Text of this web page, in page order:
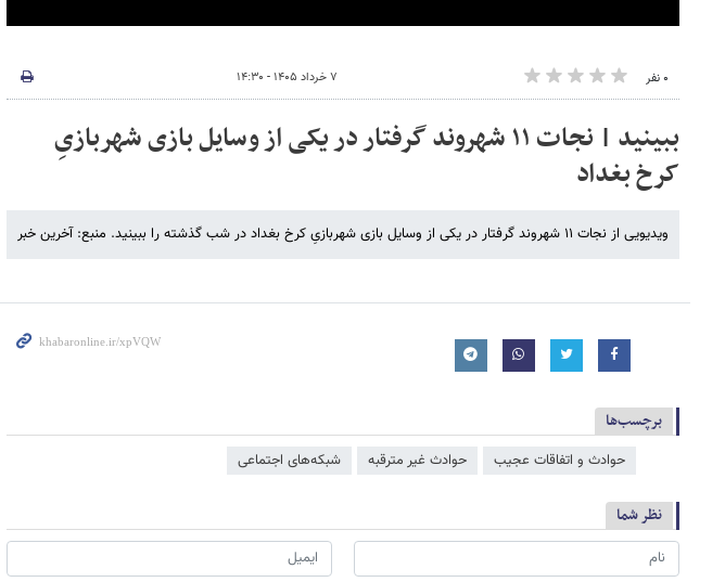
۰ نفر ۷ خرداد ۱۴۰۵ - ۱۴:۳۰
ببینید | نجات ۱۱ شهروند گرفتار در یکی از وسایل بازی شهربازیِ
کرخ بغداد
ویدیویی از نجات ۱۱ شهروند گرفتار در یکی از وسایل بازی شهربازیِ کرخ بغداد در شب گذشته را ببینید. منبع: آخرین خبر
برچسب‌ها
حوادث و اتفاقات عجیب حوادث غیر مترقبه شبکه‌‌های اجتماعی
نظر شما